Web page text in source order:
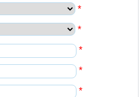
*
*
*
*
*